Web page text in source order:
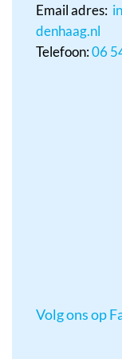
Email adres:
denhaag.nl
Telefoon:06
Volg ons op